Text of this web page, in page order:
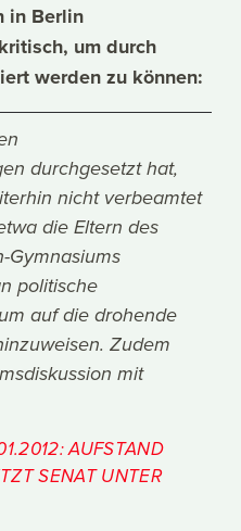
in Berlin
um durch
werden zu können:
durchgesetzt hat,
nicht verbeamtet
die Eltern des
Gymnasiums
politische
auf die drohende
Zudem
mit
AUFSTAND
SENAT UNTER